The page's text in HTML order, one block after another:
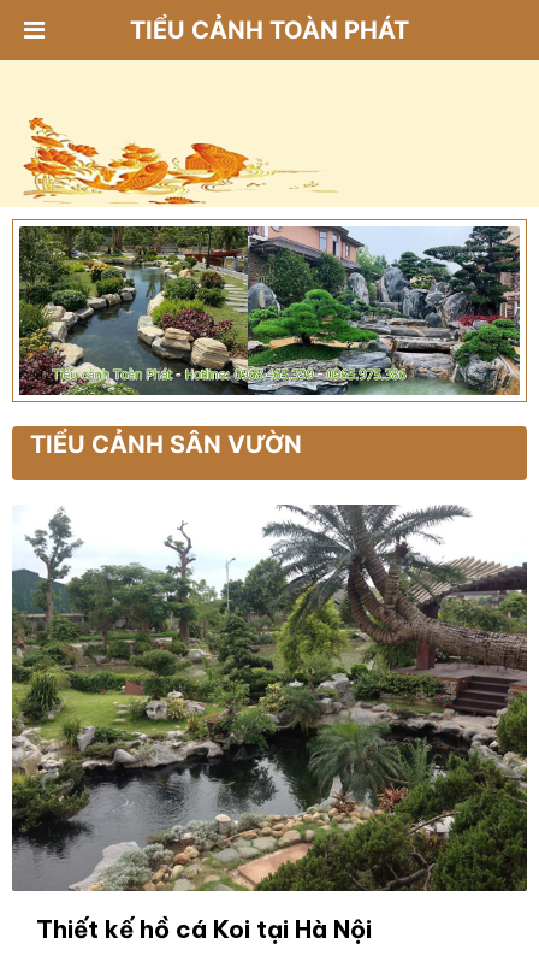
TIỂU CẢNH TOÀN PHÁT
TIỂU CẢNH SÂN VƯỜN
Thiết kế hồ cá Koi tại Hà Nội